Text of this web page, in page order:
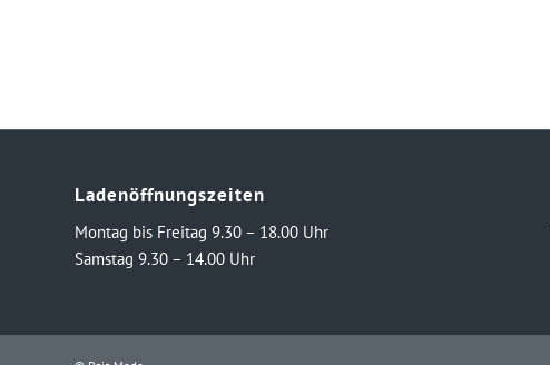
Ladenöffnungszeiten
Montag bis Freitag 9.30 – 18.00 Uhr
Samstag 9.30 – 14.00 Uhr